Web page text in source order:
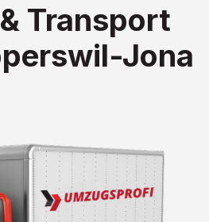
Transport
Jona